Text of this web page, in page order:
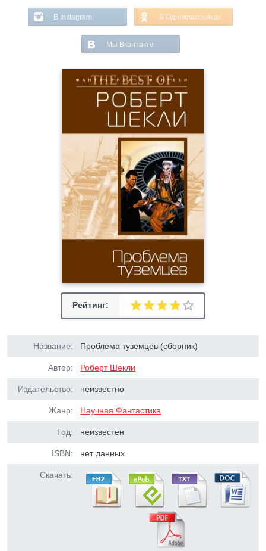
В Instagram В Одноклассниках
Мы Вконтакте
Рейтинг:
Название: Проблема туземцев (сборник)
Автор: Роберт Шекли
Издательство: неизвестно
Жанр: Научная Фантастика
Год: неизвестен
ISBN: нет данных
Скачать: